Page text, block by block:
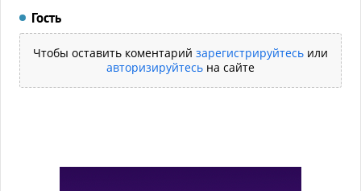
Гость
Чтобы оставить коментарий зарегистрируйтесь или
авторизируйтесь на сайте